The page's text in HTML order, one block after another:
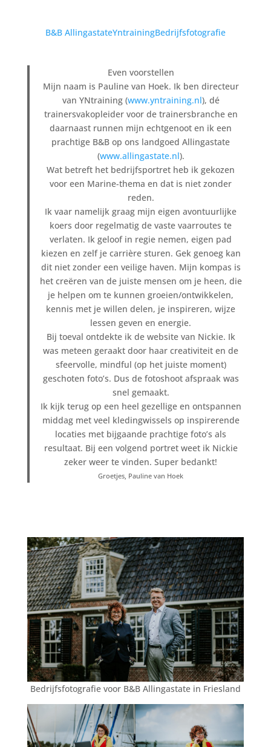
B&B AllingastateYntrainingBedrijfsfotografie
Even voorstellen
Mijn naam is Pauline van Hoek. Ik ben directeur
van YNtraining (www.yntraining.nl), dé
trainersvakopleider voor de trainersbranche en
daarnaast runnen mijn echtgenoot en ik een
prachtige B&B op ons landgoed Allingastate
(www.allingastate.nl).
Wat betreft het bedrijfsportret heb ik gekozen
voor een Marine-thema en dat is niet zonder
reden.
Ik vaar namelijk graag mijn eigen avontuurlijke
koers door regelmatig de vaste vaarroutes te
verlaten. Ik geloof in regie nemen, eigen pad
kiezen en zelf je carrière sturen. Gek genoeg kan
dit niet zonder een veilige haven. Mijn kompas is
het creëren van de juiste mensen om je heen, die
je helpen om te kunnen groeien/ontwikkelen,
kennis met je willen delen, je inspireren, wijze
lessen geven en energie.
Bij toeval ontdekte ik de website van Nickie. Ik
was meteen geraakt door haar creativiteit en de
sfeervolle, mindful (op het juiste moment)
geschoten foto’s. Dus de fotoshoot afspraak was
snel gemaakt.
Ik kijk terug op een heel gezellige en ontspannen
middag met veel kledingwissels op inspirerende
locaties met bijgaande prachtige foto’s als
resultaat. Bij een volgend portret weet ik Nickie
zeker weer te vinden. Super bedankt!
Groetjes, Pauline van Hoek
Bedrijfsfotografie voor B&B Allingastate in Friesland